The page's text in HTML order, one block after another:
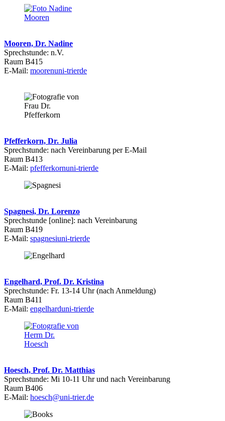
Mooren, Dr. Nadine
Sprechstunde: n.V.
Raum B415
E-Mail: moorenuni-trierde
Pfefferkorn, Dr. Julia
Sprechstunde: nach Vereinbarung per E-Mail
Raum B413
E-Mail: pfefferkornuni-trierde
Spagnesi, Dr. Lorenzo
Sprechstunde [online]: nach Vereinbarung
Raum B419
E-Mail: spagnesiuni-trierde
Engelhard, Prof. Dr. Kristina
Sprechstunde: Fr. 13-14 Uhr (nach Anmeldung)
Raum B411
E-Mail: engelharduni-trierde
Hoesch, Prof. Dr. Matthias
Sprechstunde: Mi 10-11 Uhr und nach Vereinbarung
Raum B406
E-Mail: hoesch@uni-trier.de